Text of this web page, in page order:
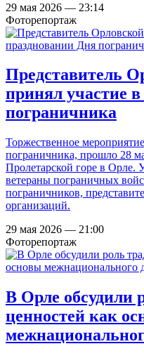
29 мая 2026 — 23:14
Фоторепортаж
Представитель
принял участие
пограничника
Торжественное
пограничника, прошло 28
Пролетарской горе в Орле.
ветераны пограничных
пограничников,
организаций.
29 мая 2026 — 21:00
Фоторепортаж
В Орле обсудили
ценностей как